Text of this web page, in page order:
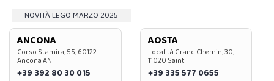
NOVITÀ LEGO MARZO 2025
ANCONA
Corso Stamira, 55, 60122
Ancona AN
+39 392 80 30 015
AOSTA
Località Grand Chemin, 30,
11020 Saint
+39 335 577 0655